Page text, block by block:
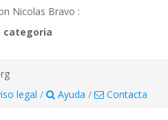
Nicolas Bravo :
categoria
legal / Ayuda / Contacta